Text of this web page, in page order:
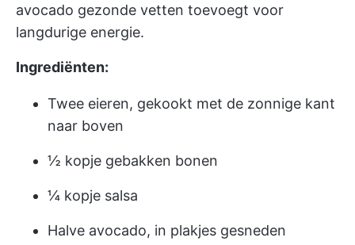
avocado gezonde vetten toevoegt voor
langdurige energie.
Ingrediënten:
Twee eieren, gekookt met de zonnige kant
naar boven
½ kopje gebakken bonen
¼ kopje salsa
Halve avocado, in plakjes gesneden